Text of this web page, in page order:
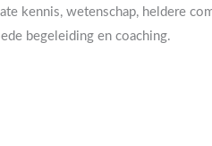
kennis, wetenschap, heldere
begeleiding en coaching.